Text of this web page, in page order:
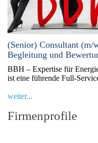
(Senior) Consultant (m/
Begleitung und
BBH – Expertise für
ist eine führende Full-
weiter...
Firmenprofile